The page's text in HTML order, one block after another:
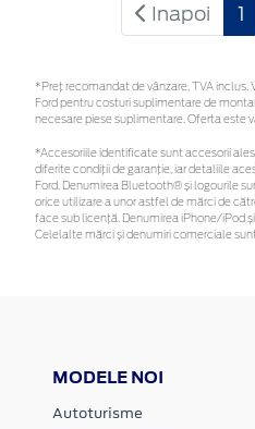
Inapoi 1
*Preţ recomandat de vânzare, TVA inclus.
Ford pentru costuri suplimentare de
necesare piese suplimentare. Oferta este
*Accesoriile identificate sunt accesorii
diferite condiții de garanție, iar detaliile
Ford. Denumirea Bluetooth® și logourile
orice utilizare a unor astfel de mărci de
face sub licență. Denumirea iPhone/iPod
Celelalte mărci și denumiri comerciale
MODELE NOI
Autoturisme